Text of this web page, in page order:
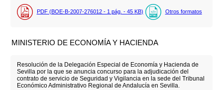
PDF (BOE-B-2007-276012 - 1 pág. - 45 KB) Otros formatos
MINISTERIO DE ECONOMÍA Y HACIENDA
Resolución de la Delegación Especial de Economía y Hacienda de
Sevilla por la que se anuncia concurso para la adjudicación del
contrato de servicio de Seguridad y Vigilancia en la sede del Tribunal
Económico Administrativo Regional de Andalucía en Sevilla.